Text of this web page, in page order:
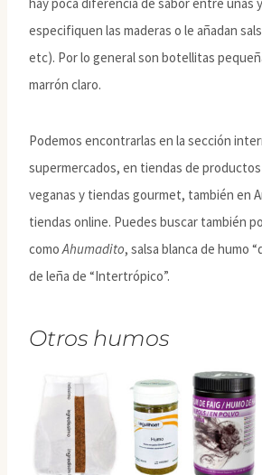
especifiquen las maderas o le añadan
etc). Por lo general son botellitas
marrón claro.
Podemos encontrarlas en la sección
supermercados, en tiendas de
veganas y tiendas gourmet, también en
tiendas online. Puedes buscar también
comoAhumadito, salsa blanca de humo
de leña de “Intertrópico”.
Otros humos